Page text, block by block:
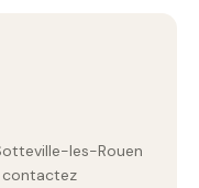
les-Rouen
contactez